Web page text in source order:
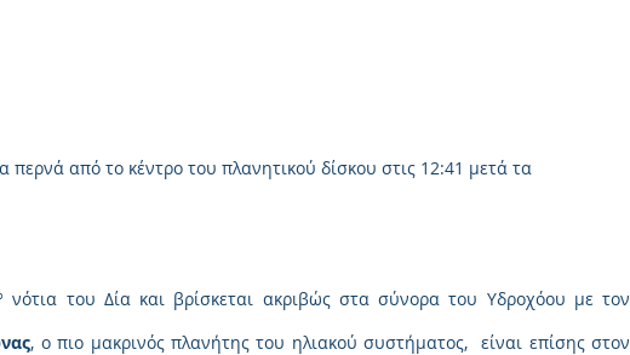
περνά από το κέντρο του πλανητικού δίσκου στις 12:41 μετά τα
νότια του Δία και βρίσκεται ακριβώς στα σύνορα του Υδροχόου με τον
, ο πιο μακρινός πλανήτης του ηλιακού συστήματος,  είναι επίσης στον